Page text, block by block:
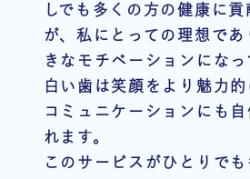
しでも多くの方の健康に貢
が、私にとっての理想であ
きなモチベーションになっ
白い歯は笑顔をより魅力
コミュニケーションにも自
れます。
このサービスがひとりで